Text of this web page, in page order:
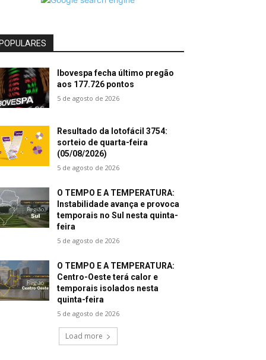
POPULARES
Ibovespa fecha último pregão
aos 177.726 pontos
5 de agosto de 2026
Resultado da lotofácil 3754:
sorteio de quarta-feira
(05/08/2026)
5 de agosto de 2026
O TEMPO E A TEMPERATURA:
Instabilidade avança e provoca
temporais no Sul nesta quinta-
feira
5 de agosto de 2026
O TEMPO E A TEMPERATURA:
Centro-Oeste terá calor e
temporais isolados nesta
quinta-feira
5 de agosto de 2026
Load more